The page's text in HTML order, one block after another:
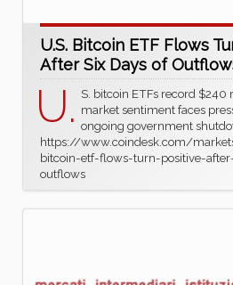
U.S. Bitcoin ETF Flows
After Six Days of
U. S. bitcoin ETFs record
market sentiment faces
ongoing government
https://www.coindesk.com/
bitcoin-etf-flows-turn-positive-
outflows